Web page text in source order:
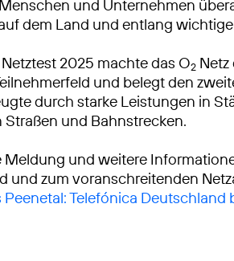
und Unternehmen
dem Land und entlang
2025 machte das O2
und belegt den
durch starke Leistungen in
und Bahnstrecken.
Meldung und weitere
und zum voranschreitenden
Peenetal: Telefónica